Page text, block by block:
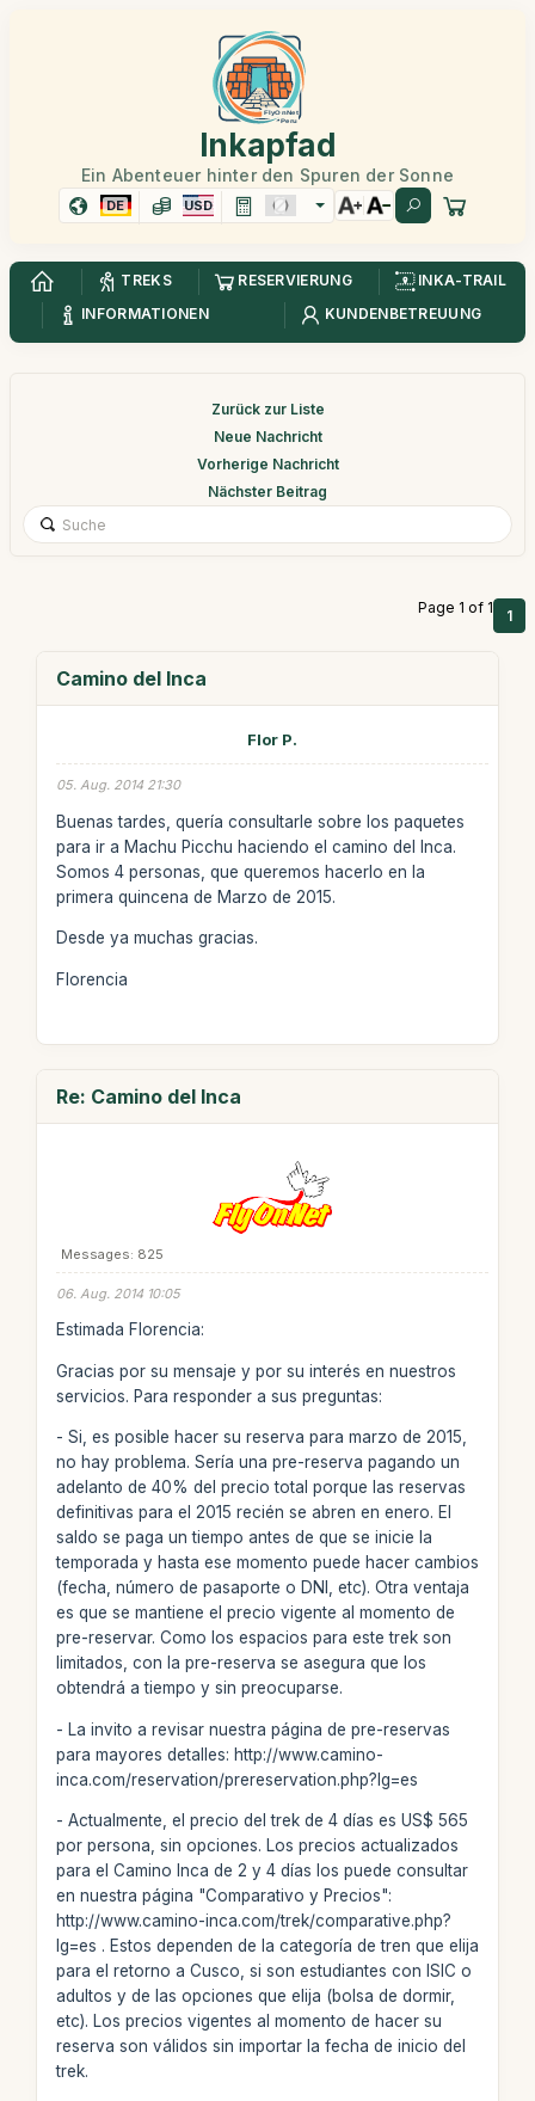
Inkapfad
Ein Abenteuer hinter den Spuren der Sonne
DE USD
TREKS RESERVIERUNG
INKA-TRAIL
INFORMATIONEN
KUNDENBETREUUNG
Zurück zur Liste
Neue Nachricht
Vorherige Nachricht
Nächster Beitrag
Page 1 of 1 1
Camino del Inca
Flor P.
05. Aug. 2014 21:30
Buenas tardes, quería consultarle sobre los paquetes
para ir a Machu Picchu haciendo el camino del Inca.
Somos 4 personas, que queremos hacerlo en la
primera quincena de Marzo de 2015.
Desde ya muchas gracias.
Florencia
Re: Camino del Inca
Messages: 825
06. Aug. 2014 10:05
Estimada Florencia:
Gracias por su mensaje y por su interés en nuestros
servicios. Para responder a sus preguntas:
- Si, es posible hacer su reserva para marzo de 2015,
no hay problema. Sería una pre-reserva pagando un
adelanto de 40% del precio total porque las reservas
definitivas para el 2015 recién se abren en enero. El
saldo se paga un tiempo antes de que se inicie la
temporada y hasta ese momento puede hacer cambios
(fecha, número de pasaporte o DNI, etc). Otra ventaja
es que se mantiene el precio vigente al momento de
pre-reservar. Como los espacios para este trek son
limitados, con la pre-reserva se asegura que los
obtendrá a tiempo y sin preocuparse.
- La invito a revisar nuestra página de pre-reservas
para mayores detalles: http://www.camino-
inca.com/reservation/prereservation.php?lg=es
- Actualmente, el precio del trek de 4 días es US$ 565
por persona, sin opciones. Los precios actualizados
para el Camino Inca de 2 y 4 días los puede consultar
en nuestra página "Comparativo y Precios":
http://www.camino-inca.com/trek/comparative.php?
lg=es . Estos dependen de la categoría de tren que elija
para el retorno a Cusco, si son estudiantes con ISIC o
adultos y de las opciones que elija (bolsa de dormir,
etc). Los precios vigentes al momento de hacer su
reserva son válidos sin importar la fecha de inicio del
trek.